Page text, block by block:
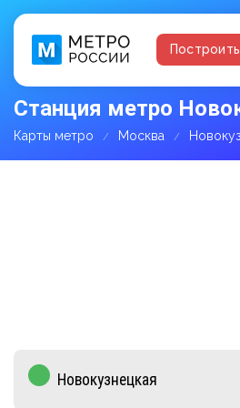
Станция метро
Карты метро Москва